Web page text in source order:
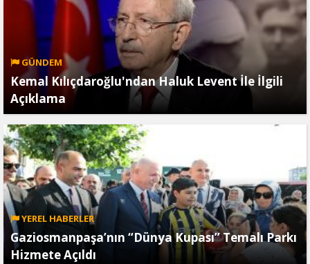
GÜNDEM
Kemal Kılıçdaroğlu'ndan Haluk Levent İle İlgili
Açıklama
YEREL HABERLER
Gaziosmanpaşa’nın “Dünya Kupası” Temalı Parkı
Hizmete Açıldı